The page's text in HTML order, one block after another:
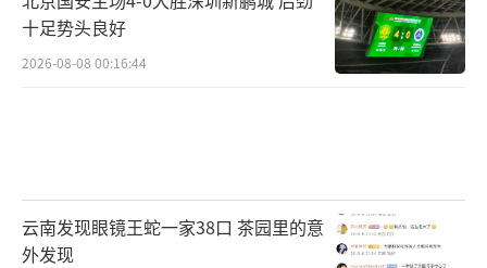
十足势头良好
2026-08-08 00:16:44
云南发现眼镜王蛇一家38口 茶园里的意
外发现